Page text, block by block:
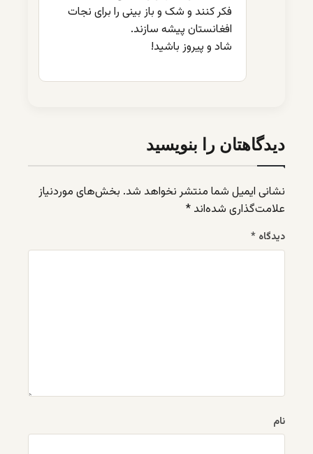
فکر کنند و شک و باز بینی را برای نجات
افغانستان پیشه سازند.
شاد و پیروز باشید!
دیدگاهتان را بنویسید
نشانی ایمیل شما منتشر نخواهد شد. بخش‌های موردنیاز
علامت‌گذاری شده‌اند *
دیدگاه *
نام